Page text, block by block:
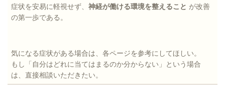
症状を安易に軽視せず、 神経が働ける環境を整えること が改善
の第一歩である。
気になる症状がある場合は、各ページを参考にしてほしい。
もし「自分はどれに当てはまるのか分からない」という場合
は、直接相談いただきたい。